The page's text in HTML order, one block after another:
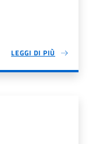
LEGGI DI PIÙ